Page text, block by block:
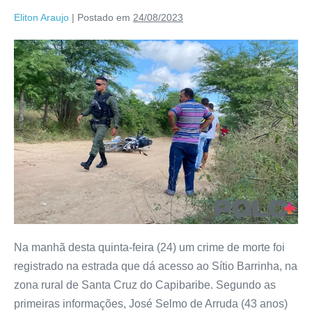
Eliton Araujo | Postado em 24/08/2023
Na manhã desta quinta-feira (24) um crime de morte foi
registrado na estrada que dá acesso ao Sítio Barrinha, na
zona rural de Santa Cruz do Capibaribe. Segundo as
primeiras informações, José Selmo de Arruda (43 anos)